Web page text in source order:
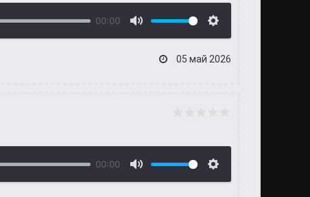
00:00
05 май 2026
00:00